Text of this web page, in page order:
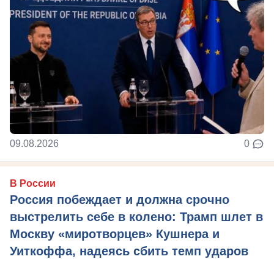
09.08.2026 0
В России
Россия побеждает и должна срочно
выстрелить себе в колено: Трамп шлет в
Москву «миротворцев» Кушнера и
Уиткоффа, надеясь сбить темп ударов